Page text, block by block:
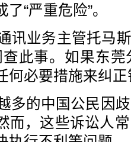
“严重危险”。
业务主管托马斯
此事。如果东
何必要措施来纠正
的中国公民因歧
而，这些诉讼人